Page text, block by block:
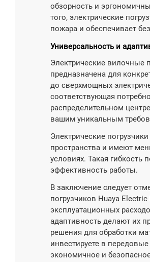
обзорность и
того, электрические
пожара и обеспечивает
Универсальность и
Электрические вилочные
предназначена для
до сверхмощных
соответствующая
распределительном
вашим уникальным
Электрические
пространства и имеют
условиях. Такая гибкость
эффективность работы.
В заключение следует
погрузчиков Huaya
эксплуатационных
адаптивность делают их
решения для обработки
инвестируете в
экономичное и